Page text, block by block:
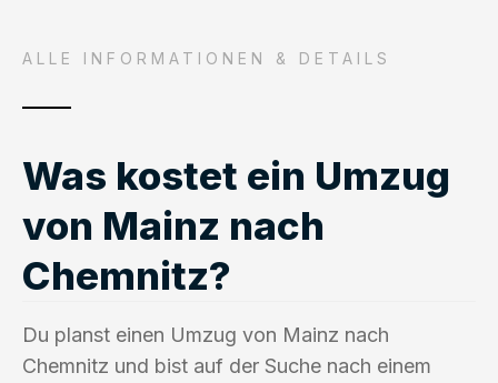
ALLE INFORMATIONEN & DETAILS
Was kostet ein Umzug
von Mainz nach
Chemnitz?
Du planst einen Umzug von Mainz nach
Chemnitz und bist auf der Suche nach einem